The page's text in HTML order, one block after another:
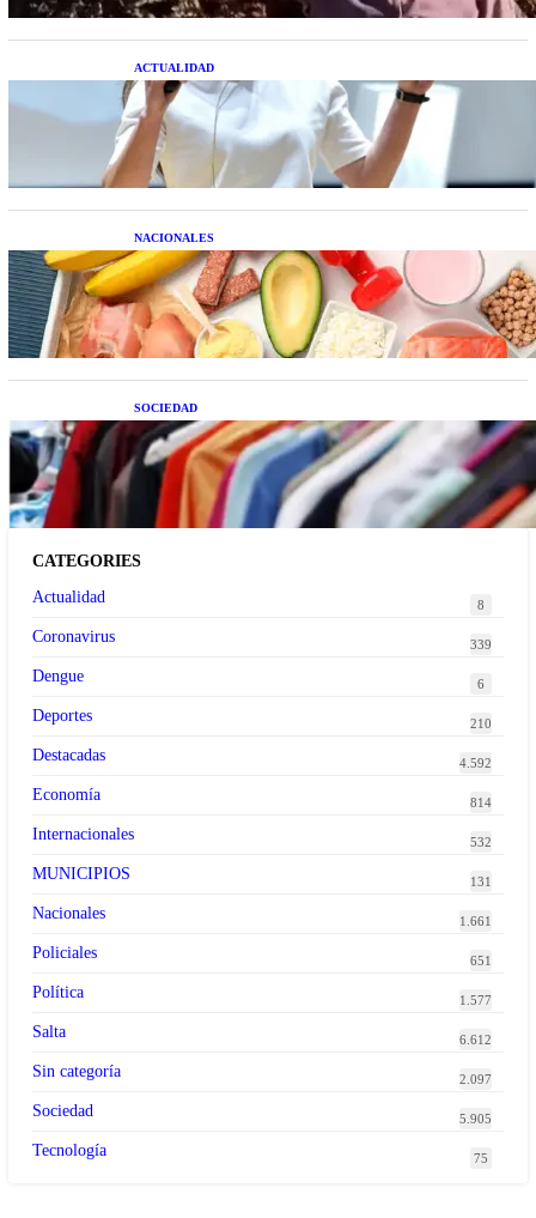
ACTUALIDAD
La startup creada por una salteña que busca
resolver el estrés financiero en Latinoamérica
NACIONALES
Nutrición inteligente: Cinco superalimentos de
temporada que deberías sumar a tu dieta este mes
SOCIEDAD
Las grandes marcas globales se suman a la
tendencia de la ropa de segunda mano premium
CATEGORIES
Actualidad
8
Coronavirus 339
Dengue 6
Deportes 210
Destacadas 4.592
Economía 814
Internacionales 532
MUNICIPIOS 131
Nacionales 1.661
Policiales 651
Política 1.577
Salta 6.612
Sin categoría 2.097
Sociedad 5.905
Tecnología 75